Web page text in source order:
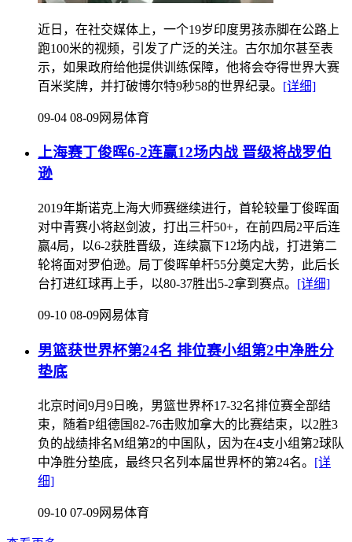
近日，在社交媒体上，一个19岁印度男孩赤脚在公路上
跑100米的视频，引发了广泛的关注。古尔加尔甚至表
示，如果政府给他提供训练保障，他将会夺得世界大赛
百米奖牌，并打破博尔特9秒58的世界纪录。 [详细]
09-04 08-09网易体育
上海赛丁俊晖6-2连赢12场内战 晋级将战罗伯
逊
2019年斯诺克上海大师赛继续进行，首轮较量丁俊晖面
对中青赛小将赵剑波，打出三杆50+，在前四局2平后连
赢4局，以6-2获胜晋级，连续赢下12场内战，打进第二
轮将面对罗伯逊。局丁俊晖单杆55分奠定大势，此后长
台打进红球再上手，以80-37胜出5-2拿到赛点。 [详细]
09-10 08-09网易体育
男篮获世界杯第24名 排位赛小组第2中净胜分
垫底
北京时间9月9日晚，男篮世界杯17-32名排位赛全部结
束，随着P组德国82-76击败加拿大的比赛结束，以2胜3
负的战绩排名M组第2的中国队，因为在4支小组第2球队
中净胜分垫底，最终只名列本届世界杯的第24名。 [详
细]
09-10 07-09网易体育